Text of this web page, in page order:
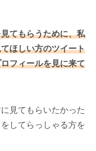
てもらうために、私
ほしい方のツイート
フィールを見に来て
見てもらいたかった
してらっしゃる方を